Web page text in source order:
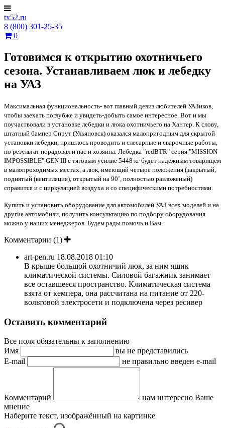
tx52.ru
8 (800) 301-25-35
0
Готовимся к открытию охотничьего
сезона. Устанавливаем люк и лебедку
на УАЗ
Максимальная функциональность- вот главный девиз любителей УАЗиков,
чтобы заехать поглубже и увидеть-добыть самое интересное. Вот и мы
поучаствовали в установке лебедки и люка охотничьего на Хантер. К слову,
штатный бампер Спрут (Ульяновск) оказался малопригодным для скрытой
установки лебедки, пришлось проводить и слесарные и сварочные работы,
но результат порадовал и нас и хозяина. Лебедка "redBTR" серия "MISSION
IMPOSSIBLE" GEN III с тяговым усилие 5448 кг будет надежным товарищем
в малопроходимых местах, а люк, имеющий четыре положения (закрытый,
поднятый (вентиляция), открытый на 90˚, полностью разложеный)
справится и с циркуляцией воздуха и со специфическими потребностями.
Купить и установить оборудование для автомобилей УАЗ всех моделей и на
другие автомобили, получить консультацию по подбору оборудования
можно у наших менеджеров. Будем рады помочь и Вам.
Комментарии (1)
art-pen.ru 18.08.2018 01:10
В крыше большой охотничий люк, за ним ящик
климатической системы. Силовой багажник занимает
все оставшееся пространство. Климатическая система
взята от кемпера, она рассчитана на питание от 220-
вольтовой электросети и подключена через ресивер
Оставить комментарий
Все поля обязательны к заполнению
Имя
вы не представились
E-mail
не правильно введен e-mail
Комментарий
нам интересно Ваше
мнение
Наберите текст, изображённый на картинке